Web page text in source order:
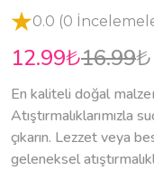
0.0 (0
12.99₺16.99₺
En kaliteli doğal
Atıştırmalıklarımızla
çıkarın. Lezzet veya
geleneksel